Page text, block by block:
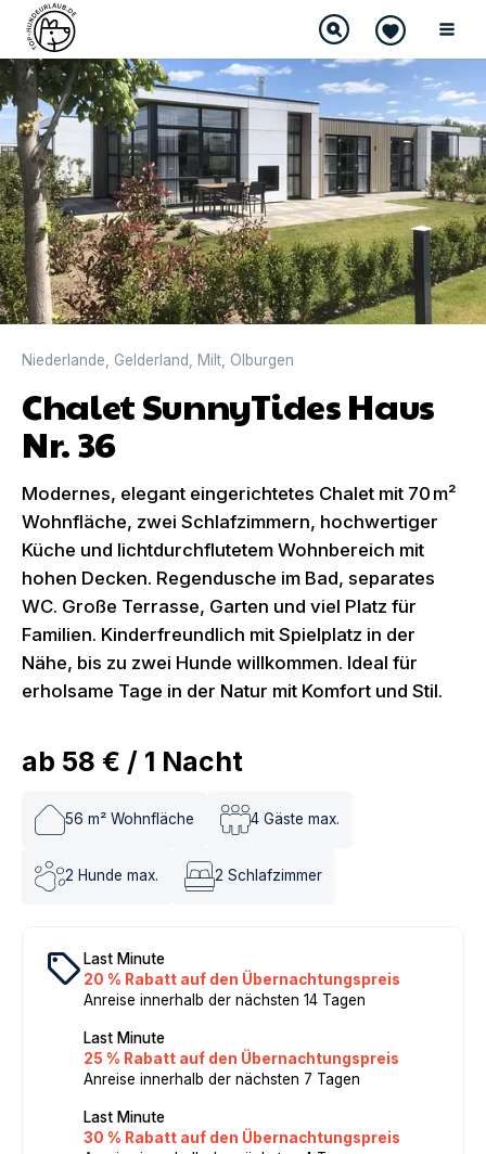
DIREKT BUCHBAR
Niederlande Gelderland Milt Olburgen
Chalet SunnyTides Haus
Nr. 36
Modernes, elegant eingerichtetes Chalet mit 70 m²
Wohnfläche, zwei Schlafzimmern, hochwertiger
Küche und lichtdurchflutetem Wohnbereich mit
hohen Decken. Regendusche im Bad, separates
WC. Große Terrasse, Garten und viel Platz für
Familien. Kinderfreundlich mit Spielplatz in der
Nähe, bis zu zwei Hunde willkommen. Ideal für
erholsame Tage in der Natur mit Komfort und Stil.
ab 58 € / 1 Nacht
56 m² Wohnfläche 4 Gäste max.
2 Hunde max. 2 Schlafzimmer
local_offer Last Minute
20 % Rabatt auf den Übernachtungspreis
Anreise innerhalb der nächsten 14 Tagen
Last Minute
25 % Rabatt auf den Übernachtungspreis
Anreise innerhalb der nächsten 7 Tagen
Last Minute
30 % Rabatt auf den Übernachtungspreis